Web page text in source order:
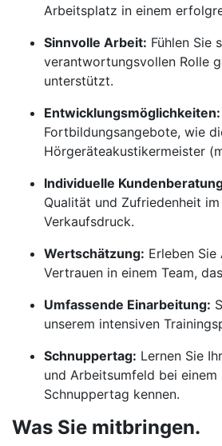
Arbeitsplatz in einem
Sinnvolle Arbeit: Fühlen Sie
verantwortungsvollen Rolle
unterstützt.
Entwicklungsmöglichkeiten:
Fortbildungsangebote, wie
Hörgeräteakustikermeister
Individuelle
Qualität und Zufriedenheit
Verkaufsdruck.
Wertschätzung: Erleben Sie
Vertrauen in einem Team,
Umfassende Einarbeitung:
unserem intensiven
Schnuppertag: Lernen Sie
und Arbeitsumfeld bei
Schnuppertag kennen.
Was Sie mitbringen.